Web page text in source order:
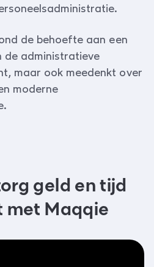
de behoefte aan een
de administratieve
maar ook meedenkt over
moderne
geld en tijd
met Maqqie